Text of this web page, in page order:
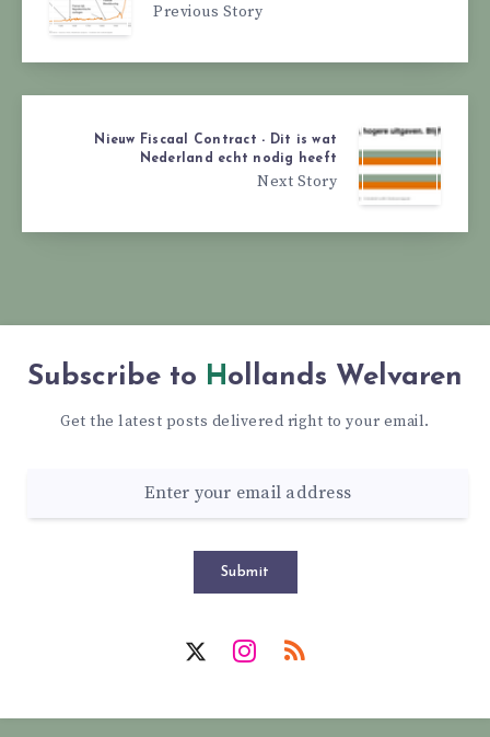
Previous Story
Nieuw Fiscaal Contract - Dit is wat
Nederland echt nodig heeft
Next Story
Subscribe to Hollands Welvaren
Get the latest posts delivered right to your email.
Submit